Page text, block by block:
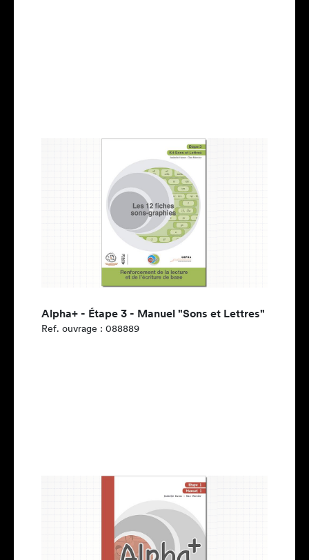
Alpha+ - Étape 3 - Manuel "Sons et Lettres"
Ref. ouvrage : 088889